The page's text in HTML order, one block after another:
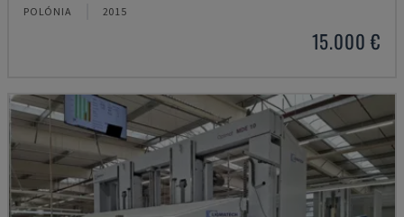
POLÓNIA 2015
15.000 €